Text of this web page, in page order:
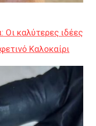
Οι καλύτερες ιδέες
Καλοκαίρι